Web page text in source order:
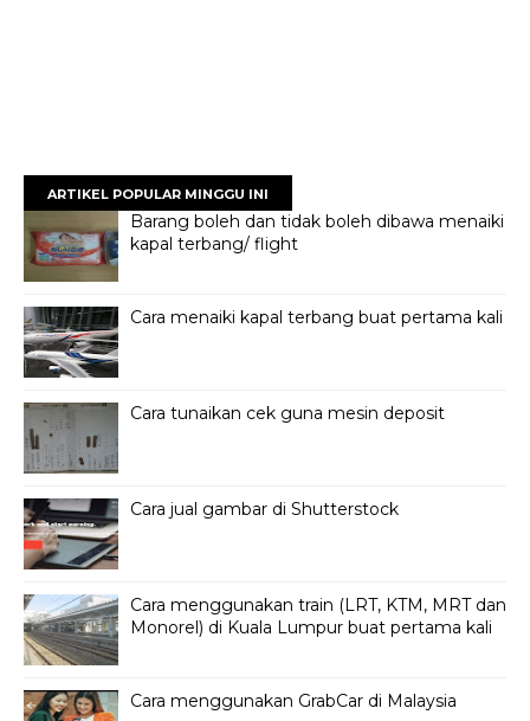
ARTIKEL POPULAR MINGGU INI
Barang boleh dan tidak boleh dibawa menaiki
kapal terbang/ flight
Cara menaiki kapal terbang buat pertama kali
Cara tunaikan cek guna mesin deposit
Cara jual gambar di Shutterstock
Cara menggunakan train (LRT, KTM, MRT dan
Monorel) di Kuala Lumpur buat pertama kali
Cara menggunakan GrabCar di Malaysia